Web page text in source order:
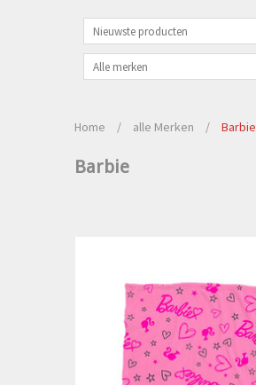
Home / alle Merken / Barbie
Barbie